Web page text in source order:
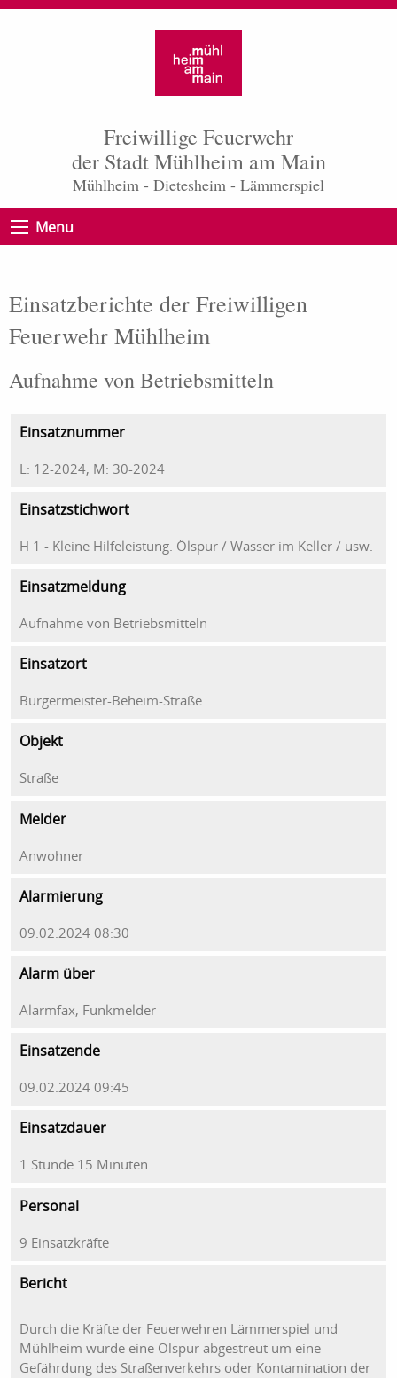
Freiwillige Feuerwehr
der Stadt Mühlheim am Main
Mühlheim - Dietesheim - Lämmerspiel
Menu
Einsatzberichte der Freiwilligen
Feuerwehr Mühlheim
Aufnahme von Betriebsmitteln
Einsatznummer
L: 12-2024, M: 30-2024
Einsatzstichwort
H 1 - Kleine Hilfeleistung. Ölspur / Wasser im Keller / usw.
Einsatzmeldung
Aufnahme von Betriebsmitteln
Einsatzort
Bürgermeister-Beheim-Straße
Objekt
Straße
Melder
Anwohner
Alarmierung
09.02.2024 08:30
Alarm über
Alarmfax, Funkmelder
Einsatzende
09.02.2024 09:45
Einsatzdauer
1 Stunde 15 Minuten
Personal
9 Einsatzkräfte
Bericht
Durch die Kräfte der Feuerwehren Lämmerspiel und
Mühlheim wurde eine Ölspur abgestreut um eine
Gefährdung des Straßenverkehrs oder Kontamination der